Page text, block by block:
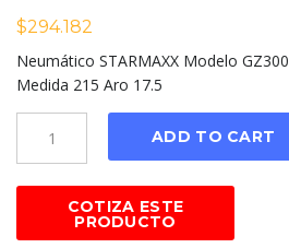
$294.182
Neumático STARMAXX Modelo GZ300
Medida 215 Aro 17.5
ADD TO CART